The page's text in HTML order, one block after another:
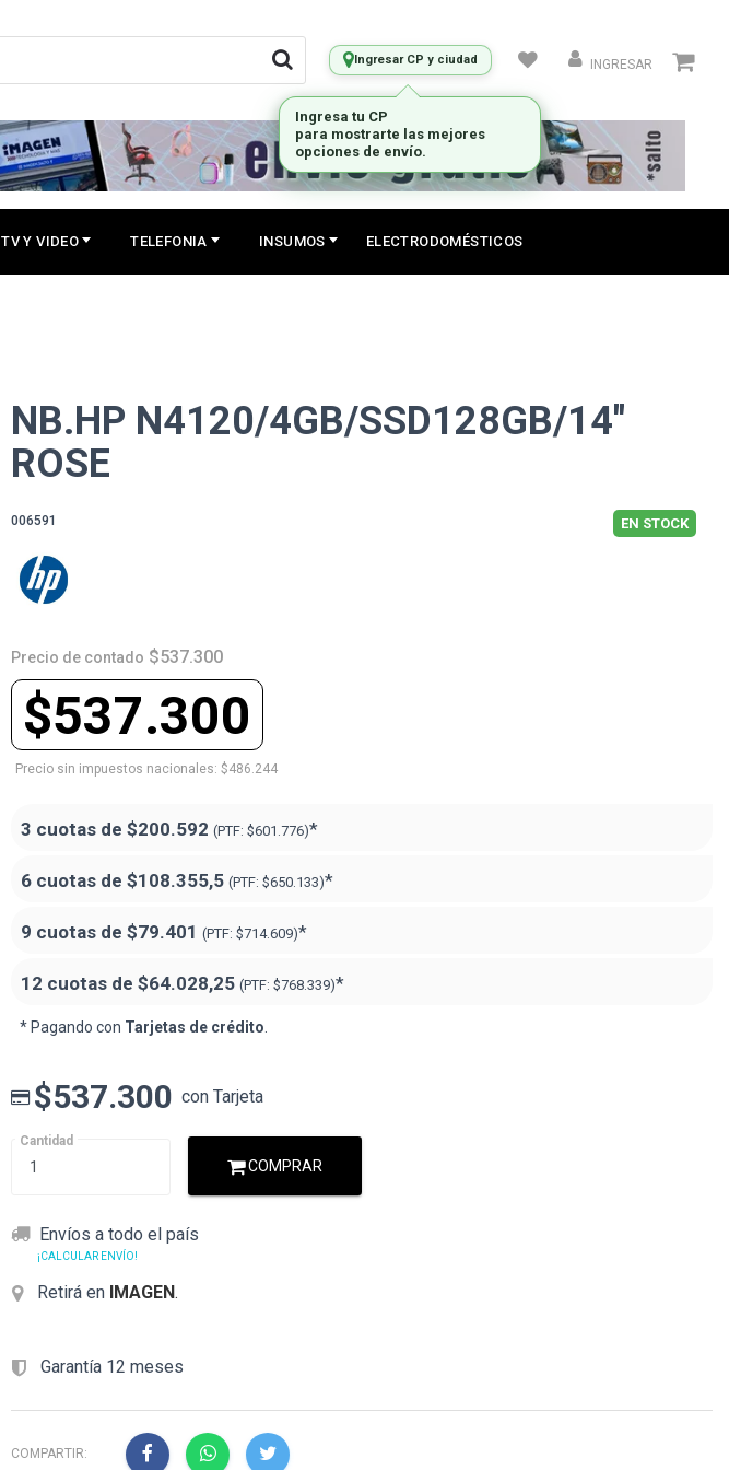
Ingresar CP y ciudad INGRESAR
TV Y VIDEO TELEFONIA INSUMOS ELECTRODOMÉSTICOS
NB.HP N4120/4GB/SSD128GB/14"
ROSE
006591 EN STOCK
Precio de contado $537.300
$537.300
Precio sin impuestos nacionales: $486.244
3 cuotas de $200.592 (PTF: $601.776)*
6 cuotas de $108.355,5 (PTF: $650.133)*
9 cuotas de $79.401 (PTF: $714.609)*
12 cuotas de $64.028,25 (PTF: $768.339)*
* Pagando con Tarjetas de crédito
$537.300 con Tarjeta
Cantidad
COMPRAR
Envíos a todo el país
¡CALCULAR ENVÍO!
Retirá en IMAGEN.
Garantía 12 meses
COMPARTIR: